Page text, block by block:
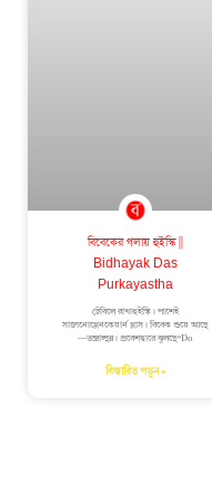
বিবেকের গলায় হুইস্কি ||
Bidhayak Das
Purkayastha
টেবিলে রাখাহুইস্কি। পাশেই
সাজানোগ্লেনকেয়ার্ন গ্লাস। বিবেক শুয়ে আছে
—তন্দ্রাচ্ছন্ন। প্রবেশদ্বারে ঝুলছে“Do
বিস্তারিত পড়ুন »